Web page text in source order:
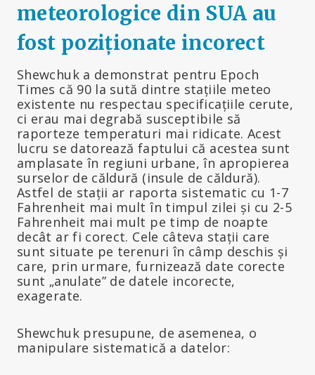
meteorologice din SUA au
fost poziționate incorect
Shewchuk a demonstrat pentru Epoch
Times că 90 la sută dintre stațiile meteo
existente nu respectau specificațiile cerute,
ci erau mai degrabă susceptibile să
raporteze temperaturi mai ridicate. Acest
lucru se datorează faptului că acestea sunt
amplasate în regiuni urbane, în apropierea
surselor de căldură (insule de căldură).
Astfel de stații ar raporta sistematic cu 1-7
Fahrenheit mai mult în timpul zilei și cu 2-5
Fahrenheit mai mult pe timp de noapte
decât ar fi corect. Cele câteva stații care
sunt situate pe terenuri în câmp deschis și
care, prin urmare, furnizează date corecte
sunt „anulate” de datele incorecte,
exagerate.
Shewchuk presupune, de asemenea, o
manipulare sistematică a datelor: